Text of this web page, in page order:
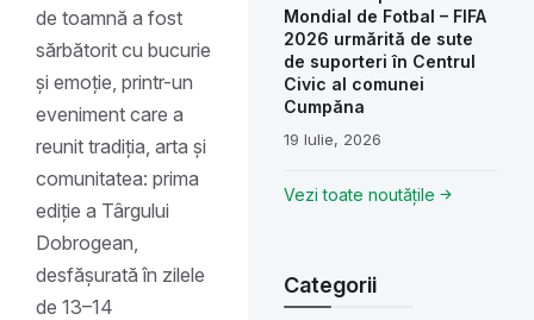
de toamnă a fost
sărbătorit cu bucurie
și emoție, printr-un
eveniment care a
reunit tradiția, arta și
comunitatea: prima
ediție a Târgului
Dobrogean,
desfășurată în zilele
de 13–14
Mondial de Fotbal – FIFA
2026 urmărită de sute
de suporteri în Centrul
Civic al comunei
Cumpăna
19 Iulie, 2026
Vezi toate noutățile
Categorii